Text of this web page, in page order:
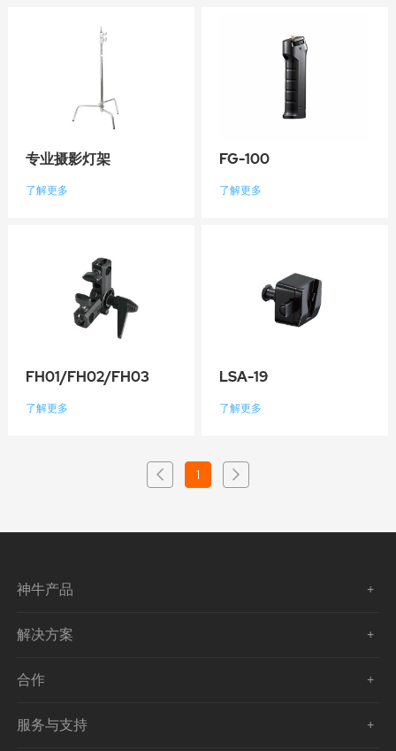
专业摄影灯架
了解更多
FG-100
了解更多
FH01/FH02/FH03
了解更多
LSA-19
了解更多
1
神牛产品
解决方案
合作
服务与支持